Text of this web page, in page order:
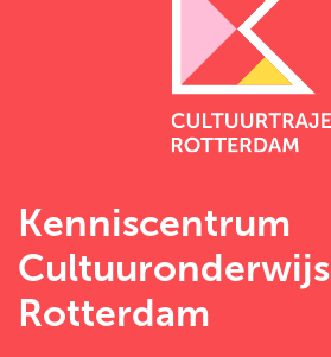
Kenniscentrum
Cultuuronderwijs
Rotterdam